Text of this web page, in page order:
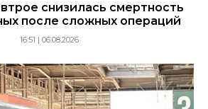
снизилась смертность
после сложных операций
16:51 | 06.08.2026